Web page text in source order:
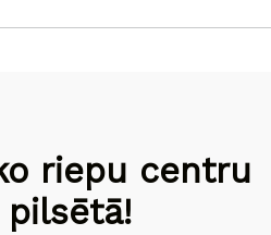
riepu centru
pilsētā!